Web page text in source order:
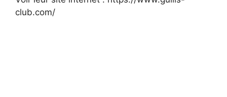
club.com/